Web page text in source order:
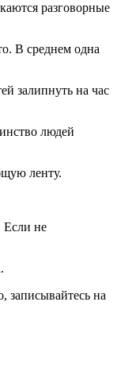
разговорные
В среднем одна
залипнуть на час
людей
ленту.
Если не
записывайтесь на